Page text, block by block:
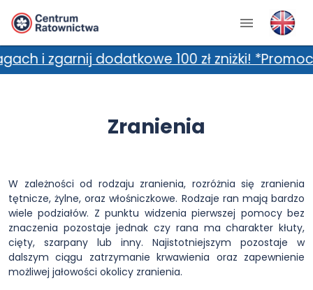
dodatkowe 100 zł zniżki! *Promocja
Zranienia
W zależności od rodzaju zranienia, rozróżnia się zranienia
tętnicze, żylne, oraz włośniczkowe. Rodzaje ran mają bardzo
wiele podziałów. Z punktu widzenia pierwszej pomocy bez
znaczenia pozostaje jednak czy rana ma charakter kłuty,
cięty, szarpany lub inny. Najistotniejszym pozostaje w
dalszym ciągu zatrzymanie krwawienia oraz zapewnienie
możliwej jałowości okolicy zranienia.